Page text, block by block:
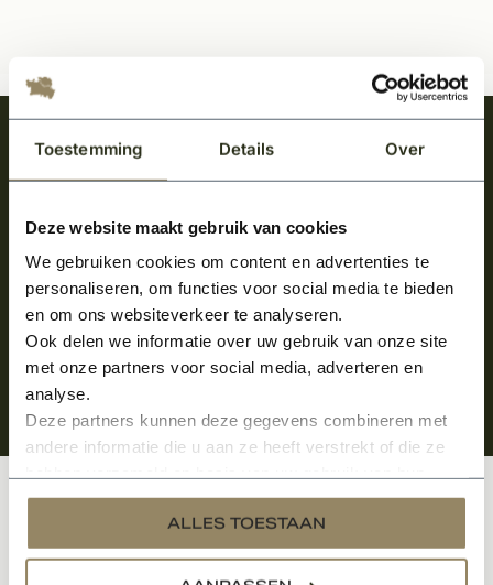
Toestemming Details Over
Deze website maakt gebruik van cookies
We gebruiken cookies om content en advertenties te
personaliseren, om functies voor social media te bieden
en om ons websiteverkeer te analyseren.
Ook delen we informatie over uw gebruik van onze site
met onze partners voor social media, adverteren en
analyse.
Deze partners kunnen deze gegevens combineren met
andere informatie die u aan ze heeft verstrekt of die ze
services.
ALLES TOESTAAN
Meld je aan en ontvang het laatste nieuws
over onze kempische bouwstijl!
Aanmelden voor de nieuwsbrief
Klantenservice